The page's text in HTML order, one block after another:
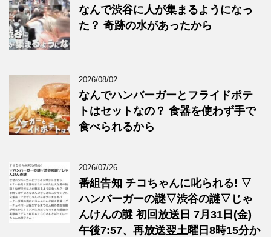
なんで渋谷に人が集まるようになっ
た？ 奇跡の水があったから
2026/08/02
なんでハンバーガーとフライドポテ
トはセットなの？ 食器を使わず手で
食べられるから
2026/07/26
番組告知 チコちゃんに叱られる! ▽
ハンバーガーの謎▽渋谷の謎▽じゃ
んけんの謎 初回放送日 7月31日(金)
午後7:57、再放送翌土曜日8時15分か